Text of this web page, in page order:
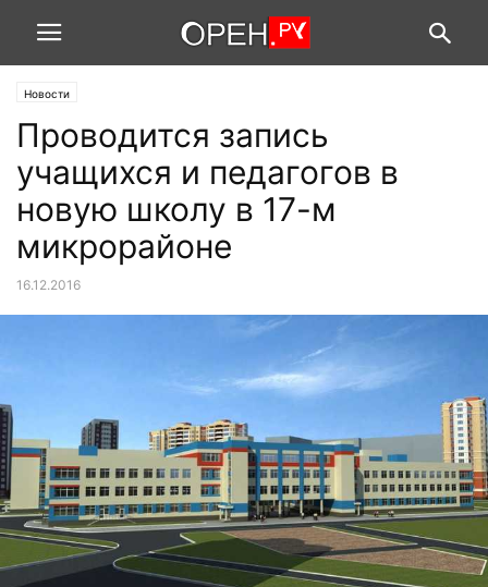
Новости
Проводится запись
учащихся и педагогов в
новую школу в 17-м
микрорайоне
16.12.2016